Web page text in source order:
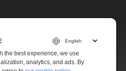
the best experience, we use
analytics, and ads. By